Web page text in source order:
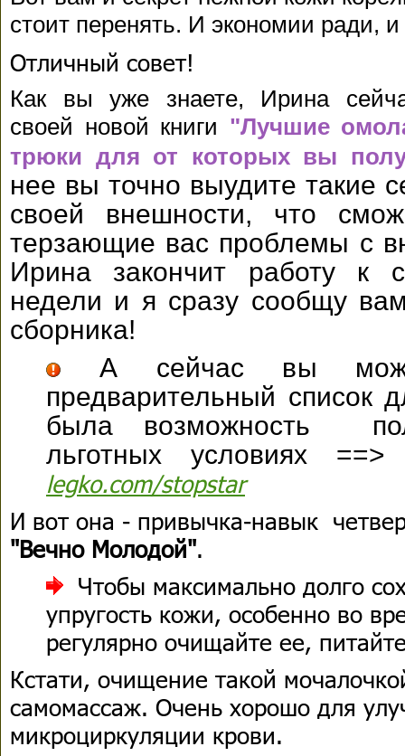
стоит перенять. И экономии ради,
Отличный совет!
Как вы уже знаете, Ирина
своей новой книги "Лучшие
трюки для от которых вы
нее вы точно выудите такие
своей внешности, что
терзающие вас проблемы с
Ирина закончит работу к
недели и я сразу сообщу
сборника!
А сейчас вы
предварительный список
была возможность
льготных условиях
legko.com/stopstar
И вот она - привычка-навык
"Вечно Молодой".
Чтобы максимально долго
упругость кожи, особенно во
регулярно очищайте ее,
Кстати, очищение такой
самомассаж. Очень хорошо для
микроциркуляции крови.